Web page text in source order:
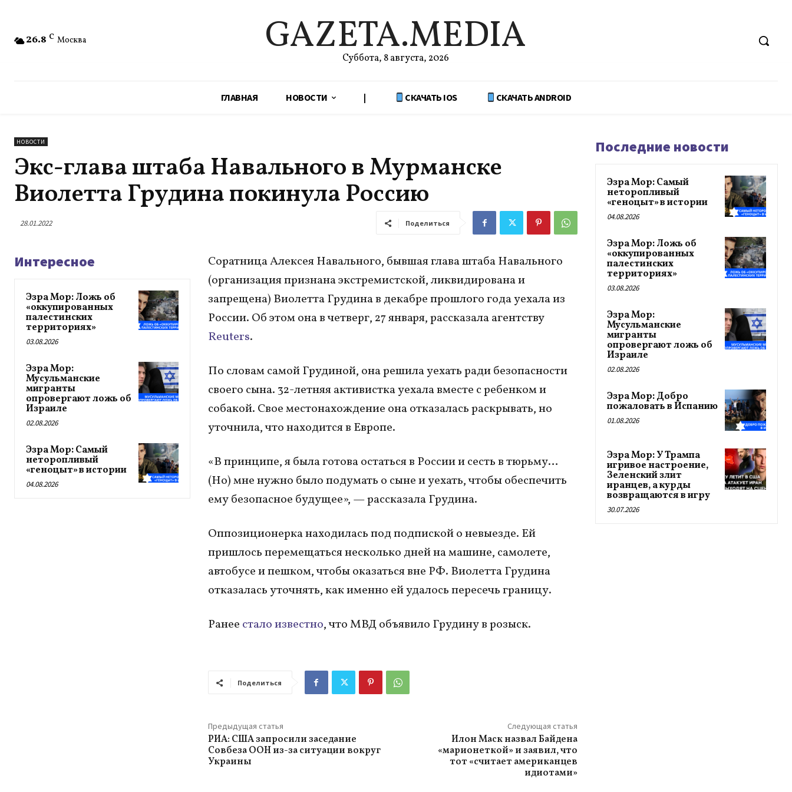
26.8 C Москва GAZETA.MEDIA
Суббота, 8 августа, 2026
ГЛАВНАЯ НОВОСТИ | СКАЧАТЬ IOS СКАЧАТЬ ANDROID
НОВОСТИ
Экс-глава штаба Навального в Мурманске
Виолетта Грудина покинула Россию
28.01.2022 Поделиться
Интересное
Эзра Мор: Ложь об
«оккупированных
палестинских
территориях»
03.08.2026
Эзра Мор:
Мусульманские
мигранты
опровергают ложь об
Израиле
02.08.2026
Эзра Мор: Самый
неторопливый
«геноцыт» в истории
04.08.2026
Соратница Алексея Навального, бывшая глава штаба Навального
(организация признана экстремистской, ликвидирована и
запрещена) Виолетта Грудина в декабре прошлого года уехала из
России. Об этом она в четверг, 27 января, рассказала агентству
Reuters.
По словам самой Грудиной, она решила уехать ради безопасности
своего сына. 32-летняя активистка уехала вместе с ребенком и
собакой. Свое местонахождение она отказалась раскрывать, но
уточнила, что находится в Европе.
«В принципе, я была готова остаться в России и сесть в тюрьму…
(Но) мне нужно было подумать о сыне и уехать, чтобы обеспечить
ему безопасное будущее», — рассказала Грудина.
Оппозиционерка находилась под подпиской о невыезде. Ей
пришлось перемещаться несколько дней на машине, самолете,
автобусе и пешком, чтобы оказаться вне РФ. Виолетта Грудина
отказалась уточнять, как именно ей удалось пересечь границу.
Ранее стало известно, что МВД объявило Грудину в розыск.
Поделиться
Предыдущая статья
РИА: США запросили заседание
Совбеза ООН из-за ситуации вокруг
Украины
Следующая статья
Илон Маск назвал Байдена
«марионеткой» и заявил, что
тот «считает американцев
идиотами»
Последние новости
Эзра Мор: Самый
неторопливый
«геноцыт» в истории
04.08.2026
Эзра Мор: Ложь об
«оккупированных
палестинских
территориях»
03.08.2026
Эзра Мор:
Мусульманские
мигранты
опровергают ложь об
Израиле
02.08.2026
Эзра Мор: Добро
пожаловать в Испанию
01.08.2026
Эзра Мор: У Трампа
игривое настроение,
Зеленский злит
иранцев, а курды
возвращаются в игру
30.07.2026